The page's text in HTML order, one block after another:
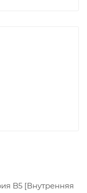
B5 [Внутренняя